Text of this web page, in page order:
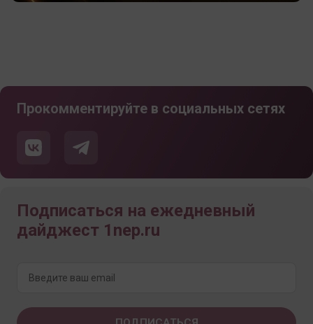
Прокомментируйте в социальных сетях
Подписаться на ежедневный
дайджест 1nep.ru